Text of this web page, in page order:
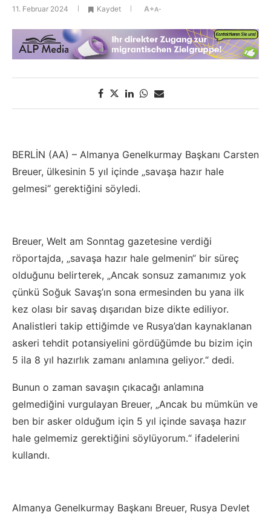
11. Februar 2024 Kaydet A+A-
BERLİN (AA) – Almanya Genelkurmay Başkanı Carsten
Breuer, ülkesinin 5 yıl içinde „savaşa hazır hale
gelmesi“ gerektiğini söyledi.
Breuer, Welt am Sonntag gazetesine verdiği
röportajda, „savaşa hazır hale gelmenin“ bir süreç
olduğunu belirterek, „Ancak sonsuz zamanımız yok
çünkü Soğuk Savaş’ın sona ermesinden bu yana ilk
kez olası bir savaş dışarıdan bize dikte ediliyor.
Analistleri takip ettiğimde ve Rusya’dan kaynaklanan
askeri tehdit potansiyelini gördüğümde bu bizim için
5 ila 8 yıl hazırlık zamanı anlamına geliyor.“ dedi.
Bunun o zaman savaşın çıkacağı anlamına
gelmediğini vurgulayan Breuer, „Ancak bu mümkün ve
ben bir asker olduğum için 5 yıl içinde savaşa hazır
hale gelmemiz gerektiğini söylüyorum.“ ifadelerini
kullandı.
Almanya Genelkurmay Başkanı Breuer, Rusya Devlet